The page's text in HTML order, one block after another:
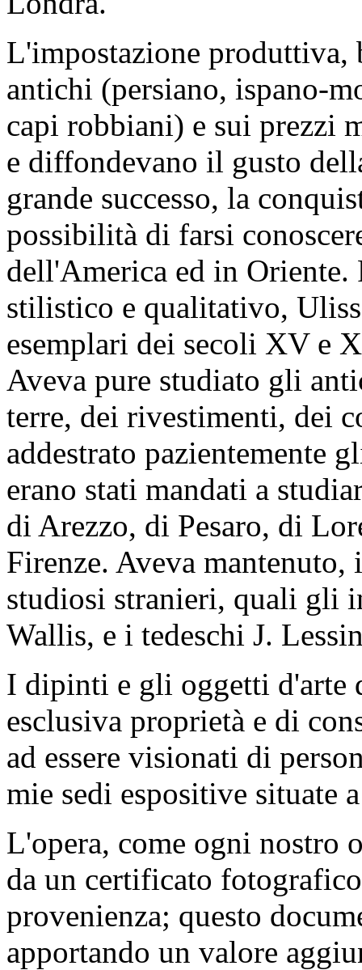
L'impostazione
antichi (persiano, ispano-
capi robbiani) e sui prezzi
e diffondevano il gusto
grande successo, la
possibilità di farsi
dell'America ed in
stilistico e qualitativo,
esemplari dei secoli XV e
Aveva pure studiato gli
terre, dei rivestimenti, dei
addestrato pazientemente
erano stati mandati a
di Arezzo, di Pesaro, di
Firenze. Aveva
studiosi stranieri, quali gli
Wallis, e i tedeschi J.
I dipinti e gli oggetti d'arte
esclusiva proprietà e di
ad essere visionati di
mie sedi espositive situate
L'opera, come ogni nostro
da un certificato
provenienza; questo
apportando un valore